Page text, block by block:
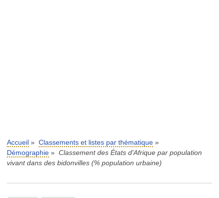
Accueil » Classements et listes par thématique »
Démographie » Classement des États d'Afrique par population
vivant dans des bidonvilles (% population urbaine)